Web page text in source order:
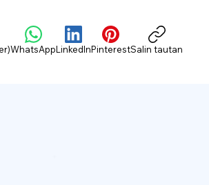
WhatsAppLinkedInPinterestSalin tautan